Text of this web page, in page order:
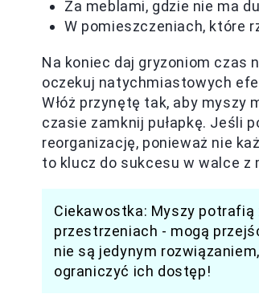
Za meblami, gdzie nie ma
W pomieszczeniach, które
Na koniec daj gryzoniom czas
oczekuj natychmiastowych
Włóż przynętę tak, aby myszy
czasie zamknij pułapkę. Jeśli
reorganizację, ponieważ nie
to klucz do sukcesu w walce z
Ciekawostka: Myszy potrafią
przestrzeniach - mogą
nie są jedynym
ograniczyć ich dostęp!